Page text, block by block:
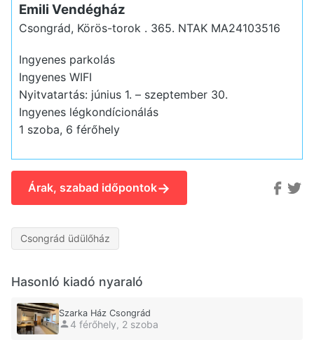
Emili Vendégház
Csongrád, Körös-torok . 365. NTAK MA24103516
Ingyenes parkolás
Ingyenes WIFI
Nyitvatartás: június 1. – szeptember 30.
Ingyenes légkondícionálás
1 szoba, 6 férőhely
Árak, szabad időpontok→
Csongrád üdülőház
Hasonló kiadó nyaraló
Szarka Ház Csongrád
4 férőhely, 2 szoba